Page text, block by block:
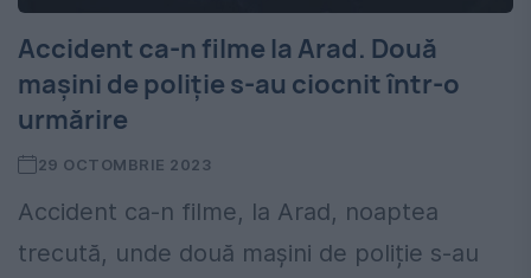
Accident ca-n filme la Arad. Două
mașini de poliție s-au ciocnit într-o
urmărire
29 OCTOMBRIE 2023
Accident ca-n filme, la Arad, noaptea
trecută, unde două mașini de poliție s-au